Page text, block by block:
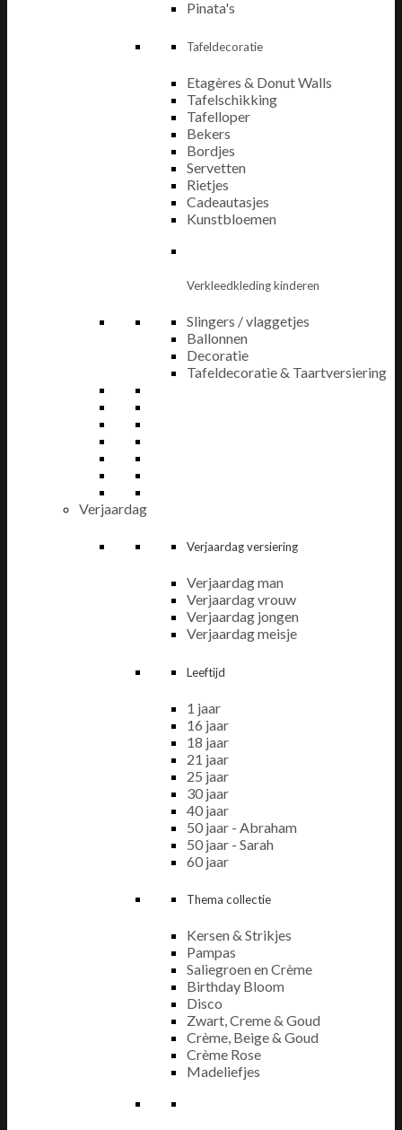
Pinata's
Tafeldecoratie
Etagères & Donut Walls
Tafelschikking
Tafelloper
Bekers
Bordjes
Servetten
Rietjes
Cadeautasjes
Kunstbloemen
Verkleedkleding kinderen
Slingers / vlaggetjes
Ballonnen
Decoratie
Tafeldecoratie & Taartversiering
Verjaardag
Verjaardag versiering
Verjaardag man
Verjaardag vrouw
Verjaardag jongen
Verjaardag meisje
Leeftijd
1 jaar
16 jaar
18 jaar
21 jaar
25 jaar
30 jaar
40 jaar
50 jaar - Abraham
50 jaar - Sarah
60 jaar
Thema collectie
Kersen & Strikjes
Pampas
Saliegroen en Crème
Birthday Bloom
Disco
Zwart, Creme & Goud
Crème, Beige & Goud
Crème Rose
Madeliefjes